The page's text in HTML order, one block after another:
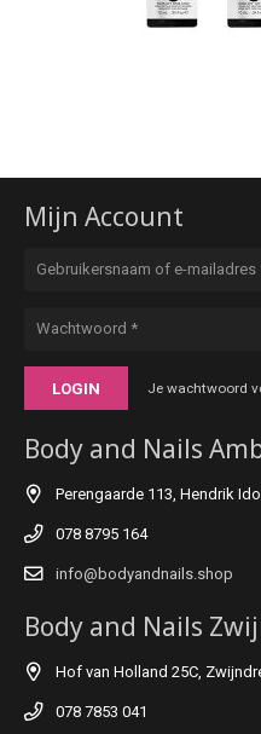
Mijn Account
LOGIN Je wachtwoord
Body and Nails
Perengaarde 113, Hendrik
078 8795 164
info@bodyandnails.shop
Body and Nails
Hof van Holland 25C,
078 7853 041